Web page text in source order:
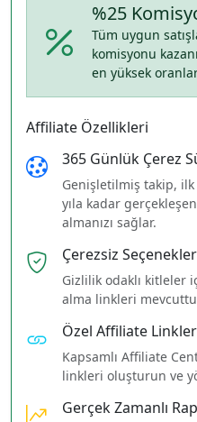
%25
Tüm uygun
komisyonu
en yüksek
Affiliate Özellikleri
365 Günlük Çerez
Genişletilmiş takip,
yıla kadar
almanızı sağlar.
Çerezsiz Seçenekler
Gizlilik odaklı kitleler
alma linkleri
Özel Affiliate
Kapsamlı Affiliate
linkleri oluşturun ve
Gerçek Zamanlı